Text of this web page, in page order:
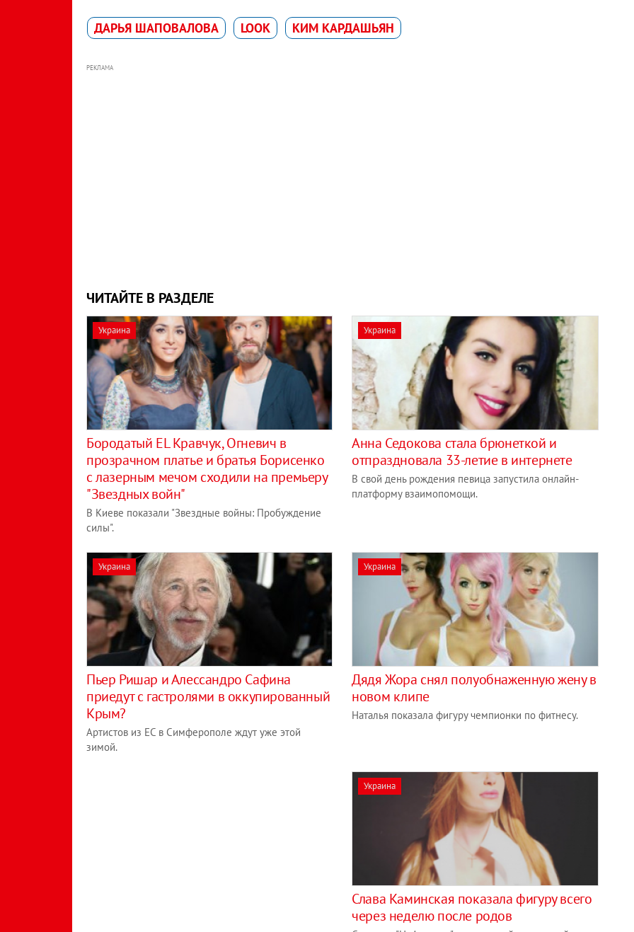
ДАРЬЯ ШАПОВАЛОВА LOOK КИМ КАРДАШЬЯН
РЕКЛАМА
ЧИТАЙТЕ В РАЗДЕЛЕ
Украина
Бородатый EL Кравчук, Огневич в
прозрачном платье и братья Борисенко
с лазерным мечом сходили на премьеру
"Звездных войн"
В Киеве показали "Звездные войны: Пробуждение
силы".
Украина
Анна Седокова стала брюнеткой и
отпраздновала 33-летие в интернете
В свой день рождения певица запустила онлайн-
платформу взаимопомощи.
Украина
Пьер Ришар и Алессандро Сафина
приедут с гастролями в оккупированный
Крым?
Артистов из ЕС в Симферополе ждут уже этой
зимой.
Украина
Дядя Жора снял полуобнаженную жену в
новом клипе
Наталья показала фигуру чемпионки по фитнесу.
Украина
Слава Каминская показала фигуру всего
через неделю после родов